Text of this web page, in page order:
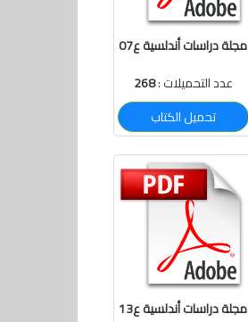
مجلة دراسات أندلسية ع07
عدد التحميلات :268
تحميل الكتاب
مجلة دراسات أندلسية ع13